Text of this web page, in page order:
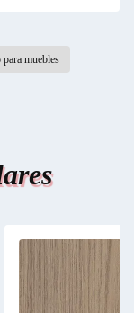
muebles